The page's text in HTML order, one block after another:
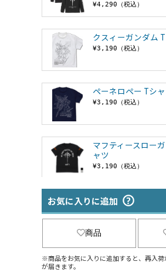
¥4,290（税込）
クスィーガンダム
¥3,190（税込）
ペーネロペー Tシ
¥3,190（税込）
マフティースロー
ャツ
¥3,190（税込）
マフティー M-51ジ
マフティー MA-1ジ
お気に入りに追加
商品
※商品をお気に入りに追加すると、再入
が届きます。